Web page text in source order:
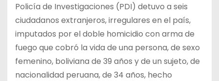
Policía de Investigaciones (PDI) detuvo a seis
ciudadanos extranjeros, irregulares en el país,
imputados por el doble homicidio con arma de
fuego que cobró la vida de una persona, de sexo
femenino, boliviana de 39 años y de un sujeto, de
nacionalidad peruana, de 34 años, hecho